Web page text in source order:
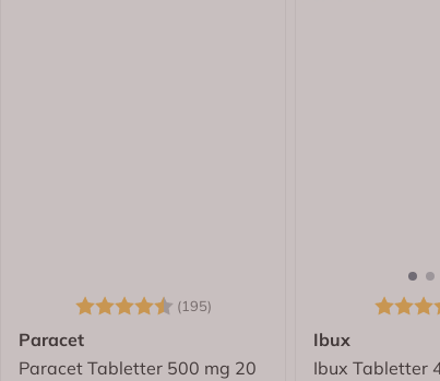
Karakter: (195)
Paracet
Paracet Tabletter 500 mg 20
Ibux
Ibux Tabletter